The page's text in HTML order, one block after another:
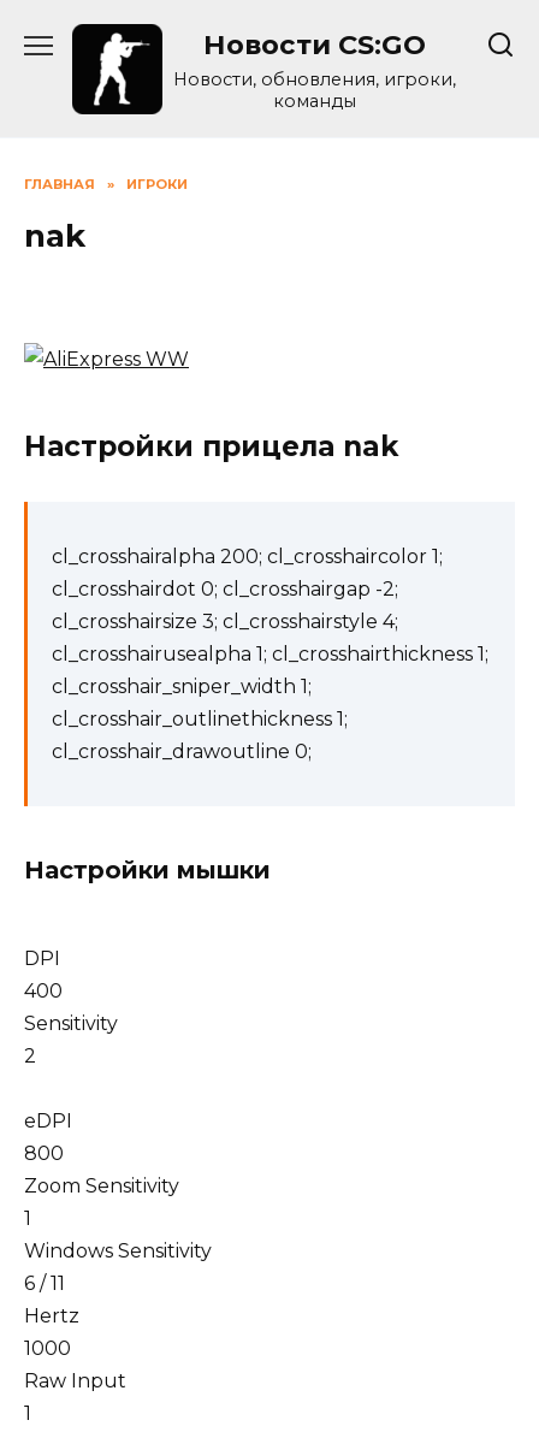
Новости CS:GO
Новости, обновления, игроки,
команды
ГЛАВНАЯ » ИГРОКИ
nak
Настройки прицела nak
cl_crosshairalpha 200; cl_crosshaircolor 1;
cl_crosshairdot 0; cl_crosshairgap -2;
cl_crosshairsize 3; cl_crosshairstyle 4;
cl_crosshairusealpha 1; cl_crosshairthickness 1;
cl_crosshair_sniper_width 1;
cl_crosshair_outlinethickness 1;
cl_crosshair_drawoutline 0;
Настройки мышки
DPI
400
Sensitivity
2
eDPI
800
Zoom Sensitivity
1
Windows Sensitivity
6 / 11
Hertz
1000
Raw Input
1